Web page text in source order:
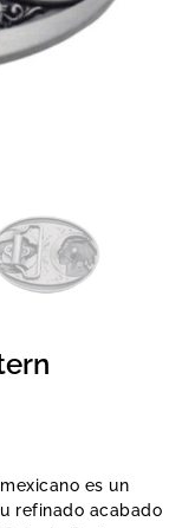
es un
refinado acabado